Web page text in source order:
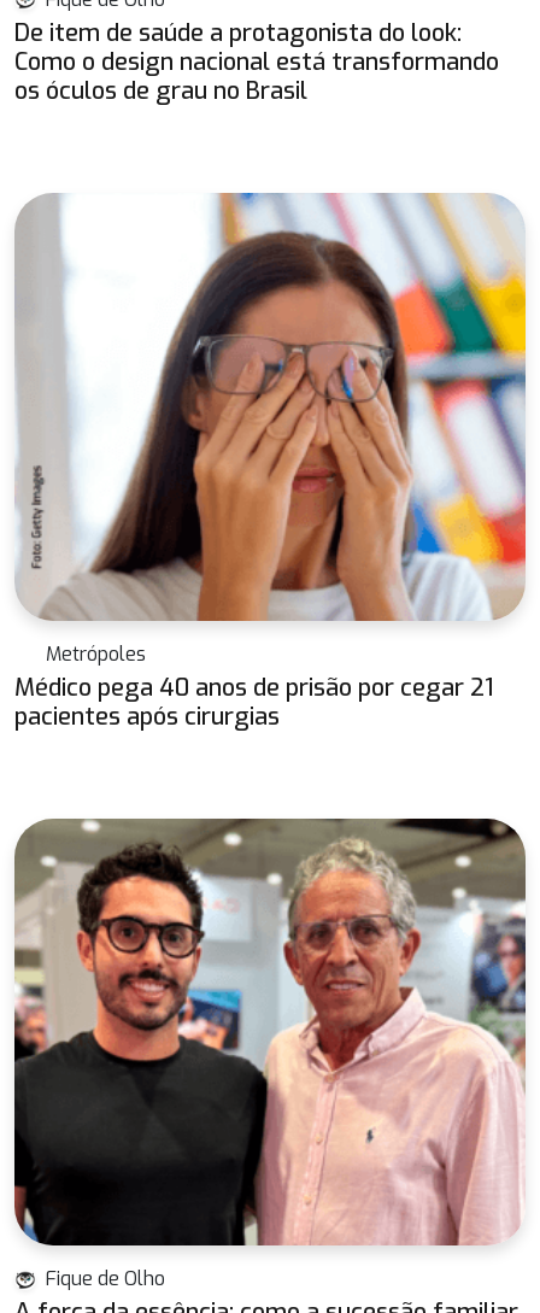
De item de saúde a protagonista do look:
Como o design nacional está transformando
os óculos de grau no Brasil
Metrópoles
Médico pega 40 anos de prisão por cegar 21
pacientes após cirurgias
Fique de Olho